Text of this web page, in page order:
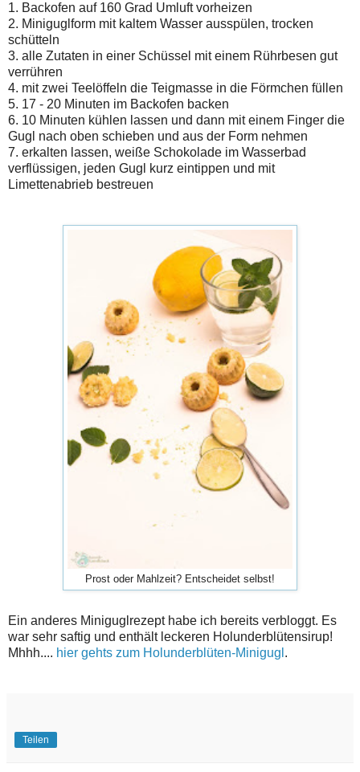
1. Backofen auf 160 Grad Umluft vorheizen
2. Miniguglform mit kaltem Wasser ausspülen, trocken
schütteln
3. alle Zutaten in einer Schüssel mit einem Rührbesen gut
verrühren
4. mit zwei Teelöffeln die Teigmasse in die Förmchen füllen
5. 17 - 20 Minuten im Backofen backen
6. 10 Minuten kühlen lassen und dann mit einem Finger die
Gugl nach oben schieben und aus der Form nehmen
7. erkalten lassen, weiße Schokolade im Wasserbad
verflüssigen, jeden Gugl kurz eintippen und mit
Limettenabrieb bestreuen
Prost oder Mahlzeit? Entscheidet selbst!
Ein anderes Miniguglrezept habe ich bereits verbloggt. Es
war sehr saftig und enthält leckeren Holunderblütensirup!
Mhhh.... hier gehts zum Holunderblüten-Minigugl .
Teilen